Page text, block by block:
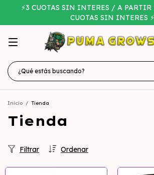
⚡3 CUOTAS SIN INTERES / A
CUOTAS SIN INTERES ⚡
Inicio / Tienda
Tienda
Ordenar
Filtrar